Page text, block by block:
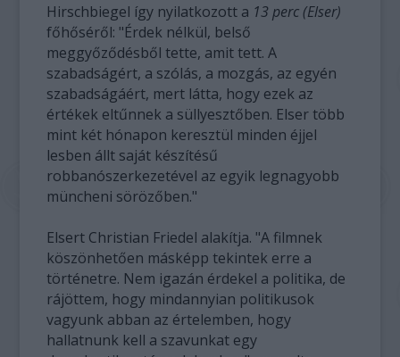
Hirschbiegel így nyilatkozott a 13 perc (Elser)
főhőséről: "Érdek nélkül, belső
meggyőződésből tette, amit tett. A
szabadságért, a szólás, a mozgás, az egyén
szabadságáért, mert látta, hogy ezek az
értékek eltűnnek a süllyesztőben. Elser több
mint két hónapon keresztül minden éjjel
lesben állt saját készítésű
robbanószerkezetével az egyik legnagyobb
müncheni sörözőben."
Elsert Christian Friedel alakítja. "A filmnek
köszönhetően másképp tekintek erre a
történetre. Nem igazán érdekel a politika, de
rájöttem, hogy mindannyian politikusok
vagyunk abban az értelemben, hogy
hallatnunk kell a szavunkat egy